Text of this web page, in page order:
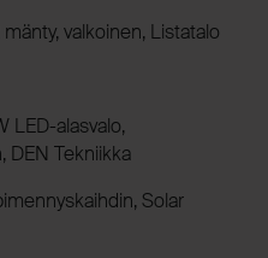
valkoinen, Listatalo
LED-alasvalo,
DEN Tekniikka
Solar